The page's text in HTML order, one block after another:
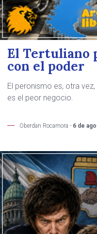
El Tertuliano
con el poder
El peronismo es, otra
es el peor negocio.
Oberdan Rocamora - 6 de